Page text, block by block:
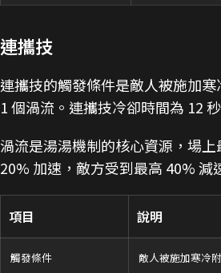
連攜技
連攜技的觸發條件是敵人被施加
1 個渦流。連攜技冷卻時間為 12 秒
渦流是湯湯機制的核心資源，場
20% 加速，敵方受到最高 40% 減
項目 說明
觸發條件 敵人被施加寒冷